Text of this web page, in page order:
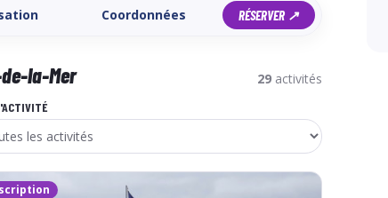
Coordonnées RÉSERVER ↗
la-Mer 29 activités